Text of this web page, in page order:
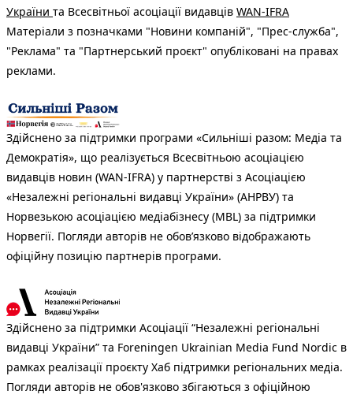
України та Всесвітньої асоціації видавців WAN-IFRA
Матеріали з позначками "Новини компаній", "Прес-служба",
"Реклама" та "Партнерський проєкт" опубліковані на правах
реклами.
Здійснено за підтримки програми «Сильніші разом: Медіа та
Демократія», що реалізується Всесвітньою асоціацією
видавців новин (WAN-IFRA) у партнерстві з Асоціацією
«Незалежні регіональні видавці України» (АНРВУ) та
Норвезькою асоціацією медіабізнесу (MBL) за підтримки
Норвегії. Погляди авторів не обов’язково відображають
офіційну позицію партнерів програми.
Здійснено за підтримки Асоціації “Незалежні регіональні
видавці України” та Foreningen Ukrainian Media Fund Nordic в
рамках реалізації проєкту Хаб підтримки регіональних медіа.
Погляди авторів не обов'язково збігаються з офіційною